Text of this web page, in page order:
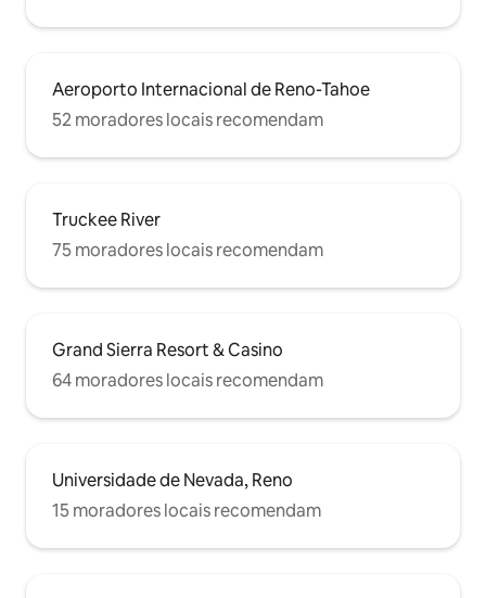
Aeroporto Internacional de Reno-Tahoe
52 moradores locais recomendam
Truckee River
75 moradores locais recomendam
Grand Sierra Resort & Casino
64 moradores locais recomendam
Universidade de Nevada, Reno
15 moradores locais recomendam